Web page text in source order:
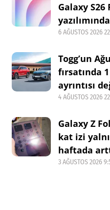
Galaxy S26
6 AĞUSTOS 2026
Togg’un
fırsatında
ayrıntısı
4 AĞUSTOS 2026
Galaxy Z
kat izi
haftada
3 AĞUSTOS 2026